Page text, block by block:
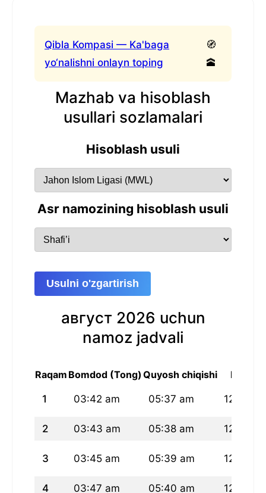
Qibla Kompasi — Ka'baga
yo‘nalishni onlayn toping
🧭
🕋
Mazhab va hisoblash
usullari sozlamalari
Hisoblash usuli
Asr namozining hisoblash usuli
Usulni o'zgartirish
август 2026 uchun
namoz jadvali
Raqam Bomdod (Tong) Quyosh chiqishi Peshin
1 03:42 am 05:37 am 12:49
2 03:43 am 05:38 am 12:49
3 03:45 am 05:39 am 12:49
4 03:47 am 05:40 am 12:49